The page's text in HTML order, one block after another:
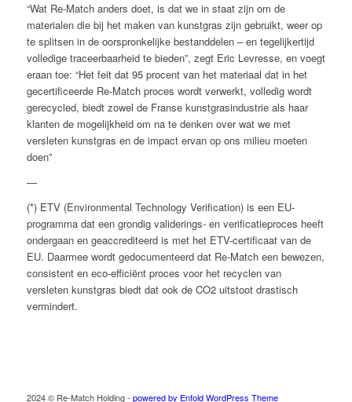
“Wat Re-Match anders doet, is dat we in staat zijn om de
materialen die bij het maken van kunstgras zijn gebruikt, weer op
te splitsen in de oorspronkelijke bestanddelen – en tegelijkertijd
volledige traceerbaarheid te bieden”, zegt Eric Levresse, en voegt
eraan toe: “Het feit dat 95 procent van het materiaal dat in het
gecertificeerde Re-Match proces wordt verwerkt, volledig wordt
gerecycled, biedt zowel de Franse kunstgrasindustrie als haar
klanten de mogelijkheid om na te denken over wat we met
versleten kunstgras en de impact ervan op ons milieu moeten
doen”
—
(*) ETV (Environmental Technology Verification) is een EU-
programma dat een grondig validerings- en verificatieproces heeft
ondergaan en geaccrediteerd is met het ETV-certificaat van de
EU. Daarmee wordt gedocumenteerd dat Re-Match een bewezen,
consistent en eco-efficiënt proces voor het recyclen van
versleten kunstgras biedt dat ook de CO2 uitstoot drastisch
vermindert.
2024 © Re-Match Holding - powered by Enfold WordPress Theme